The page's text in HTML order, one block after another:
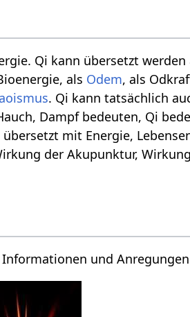
Qi kann übersetzt
als Odem, als
. Qi kann tatsächlich
Dampf bedeuten, Qi
mit Energie,
der Akupunktur,
und